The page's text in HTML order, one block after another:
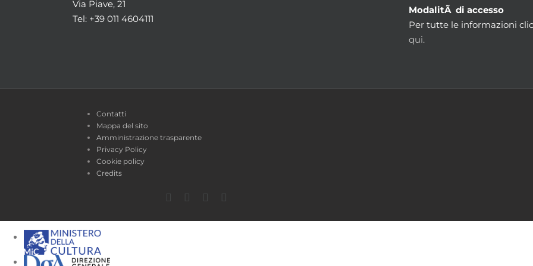
Via Piave, 21
Tel: +39 011 4604111
ModalitÃ di accesso
Per tutte le informazioni
qui.
Contatti
Mappa del sito
Amministrazione trasparente
Privacy Policy
Cookie policy
Credits
Facebook
TwitterYouTube